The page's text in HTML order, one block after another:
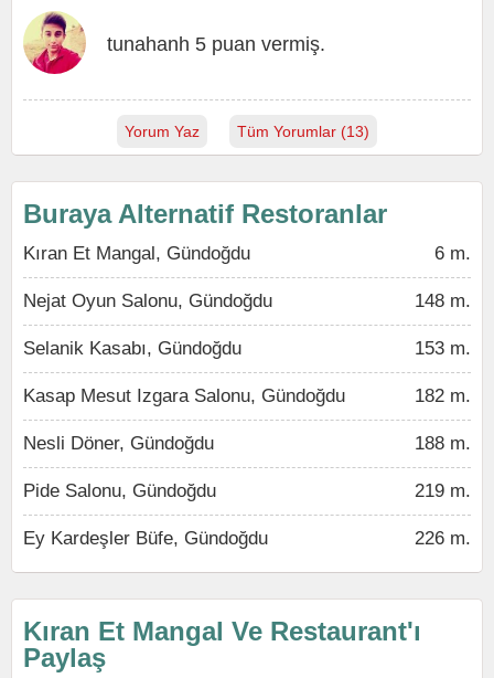
tunahanh 5 puan vermiş.
Yorum Yaz Tüm Yorumlar (13)
Buraya Alternatif Restoranlar
Kıran Et Mangal, Gündoğdu 6 m.
Nejat Oyun Salonu, Gündoğdu 148 m.
Selanik Kasabı, Gündoğdu 153 m.
Kasap Mesut Izgara Salonu, Gündoğdu 182 m.
Nesli Döner, Gündoğdu 188 m.
Pide Salonu, Gündoğdu 219 m.
Ey Kardeşler Büfe, Gündoğdu 226 m.
Kıran Et Mangal Ve Restaurant'ı
Paylaş